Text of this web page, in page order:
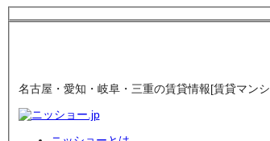
名古屋・愛知・岐阜・三重の賃貸情報[賃貸マン